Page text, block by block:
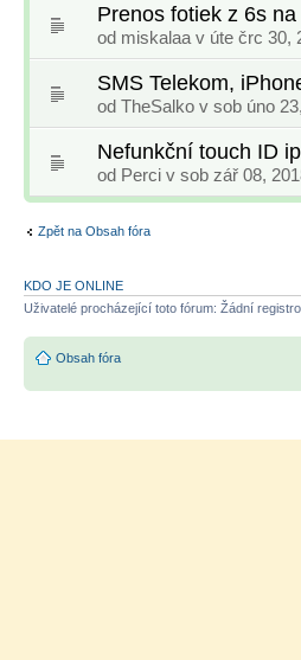
Prenos fotiek z 6s
od miskalaa v úte črc 30,
SMS Telekom,
od TheSalko v sob úno
Nefunkční touch ID
od Perci v sob zář 08,
Zpět na Obsah fóra
KDO JE ONLINE
Uživatelé procházející toto fórum: Žádní
Obsah fóra